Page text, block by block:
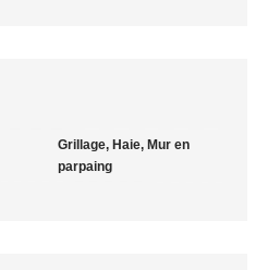
Grillage, Haie, Mur en
parpaing